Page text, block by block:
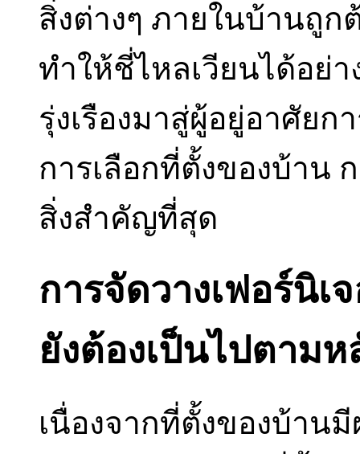
สิ่งต่างๆ ภายในบ้านถู
ทำให้ชี่ไหลเวียนได้อย่
รุ่งเรืองมาสู่ผู้อยู่อาศัย
การเลือกที่ตั้งของบ้าน
สิ่งสำคัญที่สุด
การจัดวางเฟอร์นิเ
ยังต้องเป็นไปตามห
เนื่องจากที่ตั้งของบ้าน